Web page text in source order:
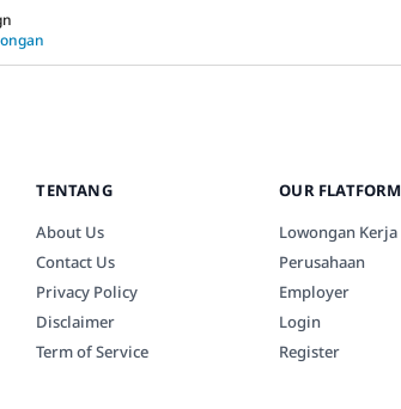
TENTANG
About Us
Contact Us
Privacy Policy
Disclaimer
Term of Service
OUR FLATFORM
Lowongan Kerja
Perusahaan
Employer
Login
Register